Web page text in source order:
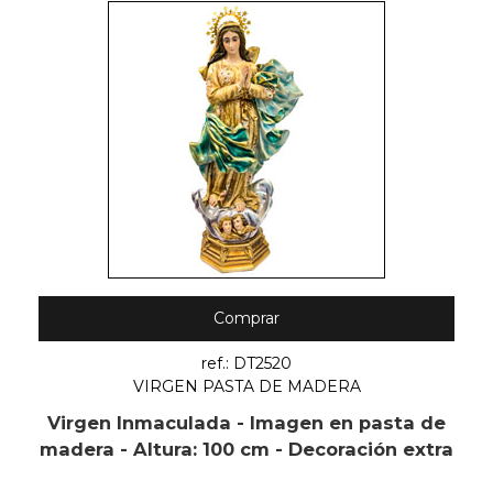
Comprar
ref.: DT2520
VIRGEN PASTA DE MADERA
Virgen Inmaculada - Imagen en pasta de
madera - Altura: 100 cm - Decoración extra